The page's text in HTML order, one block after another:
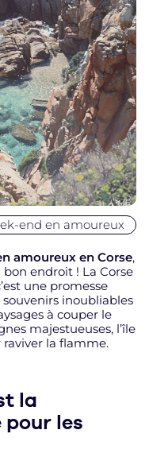
end en amoureux
amoureux en Corse,
endroit ! La Corse
une promesse
inoubliables
à couper le
majestueuses, l’île
la flamme.
la
les